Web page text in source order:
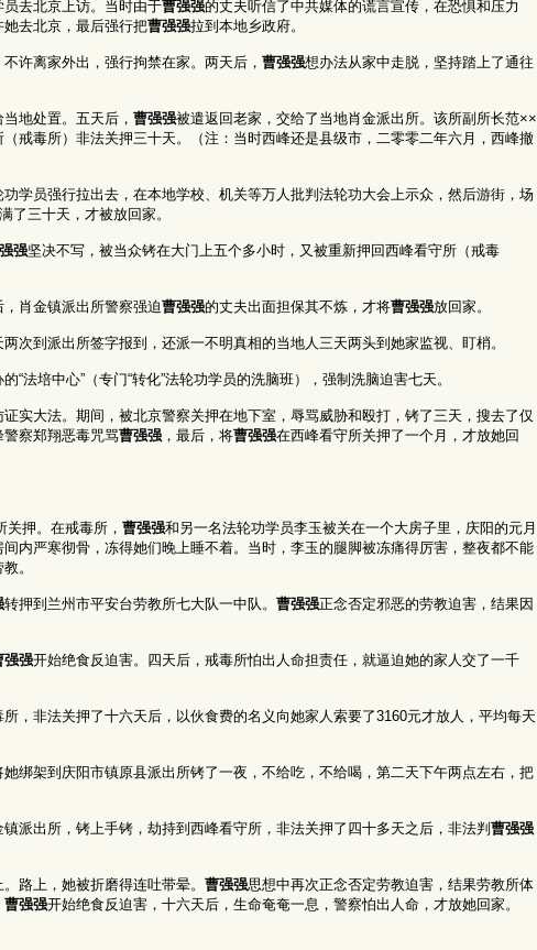
去北京上访。当时由于曹强强的丈夫听信了中共媒体的谎言宣传，在恐惧和压力
她去北京，最后强行把曹强强拉到本地乡政府。
许离家外出，强行拘禁在家。两天后， 曹强强想办法从家中走脱，坚持踏上了通往
地处置。五天后， 曹强强被遣返回老家，交给了当地肖金派出所。该所副所长范××
戒毒所）非法关押三十天。（注：当时西峰还是县级市，二零零二年六月，西峰撤
功学员强行拉出去，在本地学校、机关等万人批判法轮功大会上示众，然后游街，场
了三十天，才被放回家。
强坚决不写，被当众铐在大门上五个多小时，又被重新押回西峰看守所（戒毒
肖金镇派出所警察强迫曹强强的丈夫出面担保其不炼，才将曹强强放回家。
次到派出所签字报到，还派一不明真相的当地人三天两头到她家监视、盯梢。
“法培中心”（专门“转化”法轮功学员的洗脑班），强制洗脑迫害七天。
实大法。期间，被北京警察关押在地下室，辱骂威胁和殴打，铐了三天，搜去了仅
察郑翔恶毒咒骂曹强强 ，最后，将曹强强在西峰看守所关押了一个月，才放她回
押。在戒毒所， 曹强强和另一名法轮功学员李玉被关在一个大房子里，庆阳的元月
内严寒彻骨，冻得她们晚上睡不着。当时，李玉的腿脚被冻痛得厉害，整夜都不能
。
转押到兰州市平安台劳教所七大队一中队。 曹强强正念否定邪恶的劳教迫害，结果因
强强开始绝食反迫害。四天后，戒毒所怕出人命担责任，就逼迫她的家人交了一千
，非法关押了十六天后，以伙食费的名义向她家人索要了3160元才放人，平均每天
绑架到庆阳市镇原县派出所铐了一夜，不给吃，不给喝，第二天下午两点左右，把
派出所，铐上手铐，劫持到西峰看守所，非法关押了四十多天之后，非法判曹强强
路上，她被折磨得连吐带晕。 曹强强思想中再次正念否定劳教迫害，结果劳教所体
曹强强开始绝食反迫害，十六天后，生命奄奄一息，警察怕出人命，才放她回家。